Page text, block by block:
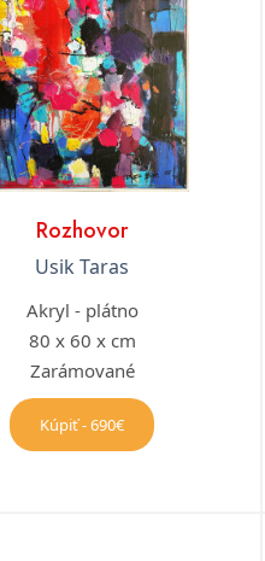
Rozhovor
Usik Taras
Akryl - plátno
80 x 60 x cm
Zarámované
Kúpiť - 690€